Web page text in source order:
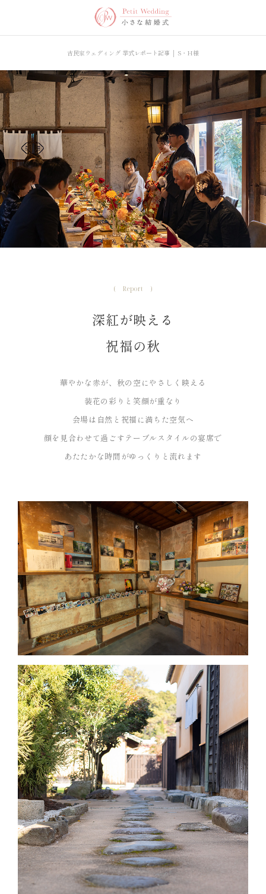
古民家ウェディング 挙式レポート記事 │ S・H様
Report
深紅が映える
祝福の秋
華やかな赤が、秋の空にやさしく映える
装花の彩りと笑顔が重なり
会場は自然と祝福に満ちた空気へ
顔を見合わせて過ごすテーブルスタイルの宴席で
あたたかな時間がゆっくりと流れます